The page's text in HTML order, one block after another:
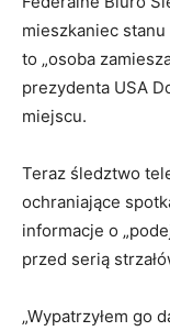
mieszkaniec
to „osoba
prezydenta USA
miejscu.
Teraz śledztwo
ochraniające
informacje o
przed serią
„Wypatrzyłem go